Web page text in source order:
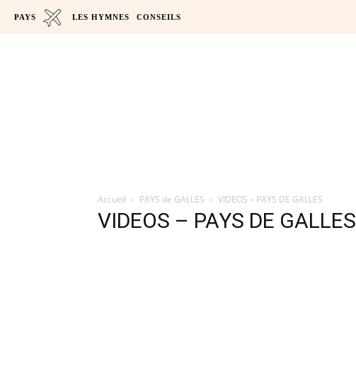
PAYS LES HYMNES CONSEILS
Accueil PAYS de GALLES VIDEOS – PAYS DE GALLES
VIDEOS – PAYS DE GALLES